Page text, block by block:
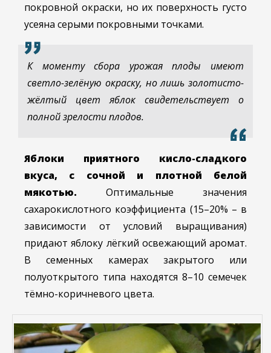
покровной окраски, но их поверхность густо
усеяна серыми покровными точками.
К моменту сбора урожая плоды имеют
светло-зелёную окраску, но лишь золотисто-
жёлтый цвет яблок свидетельствует о
полной зрелости плодов.
Яблоки приятного кисло-сладкого
вкуса, с сочной и плотной белой
мякотью. Оптимальные значения
сахарокислотного коэффициента (15–20% – в
зависимости от условий выращивания)
придают яблоку лёгкий освежающий аромат.
В семенных камерах закрытого или
полуоткрытого типа находятся 8–10 семечек
тёмно-коричневого цвета.